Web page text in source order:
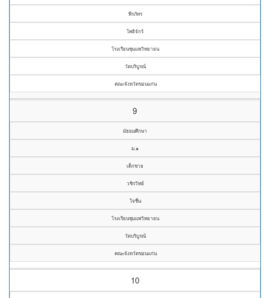
พีรภัทร
โพธิจักร์
โรงเรียนชุมแพวิทยายน
วัดบริบูรณ์
คณะจังหวัดขอนแก่น
9
มัธยมศึกษา
ม.๑
เด็กชาย
วชิรวิทย์
ใจชื่น
โรงเรียนชุมแพวิทยายน
วัดบริบูรณ์
คณะจังหวัดขอนแก่น
10